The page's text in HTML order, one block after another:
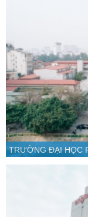
TRƯỜNG ĐẠI HỌC